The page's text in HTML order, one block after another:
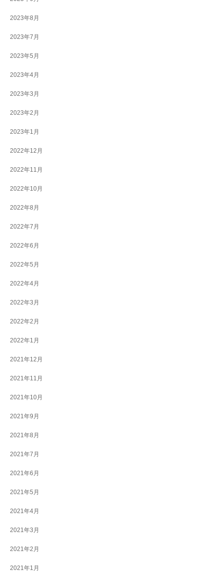
2023年8月
2023年7月
2023年5月
2023年4月
2023年3月
2023年2月
2023年1月
2022年12月
2022年11月
2022年10月
2022年8月
2022年7月
2022年6月
2022年5月
2022年4月
2022年3月
2022年2月
2022年1月
2021年12月
2021年11月
2021年10月
2021年9月
2021年8月
2021年7月
2021年6月
2021年5月
2021年4月
2021年3月
2021年2月
2021年1月